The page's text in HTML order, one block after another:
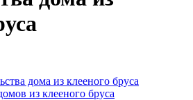
дома из клееного бруса
из клееного бруса